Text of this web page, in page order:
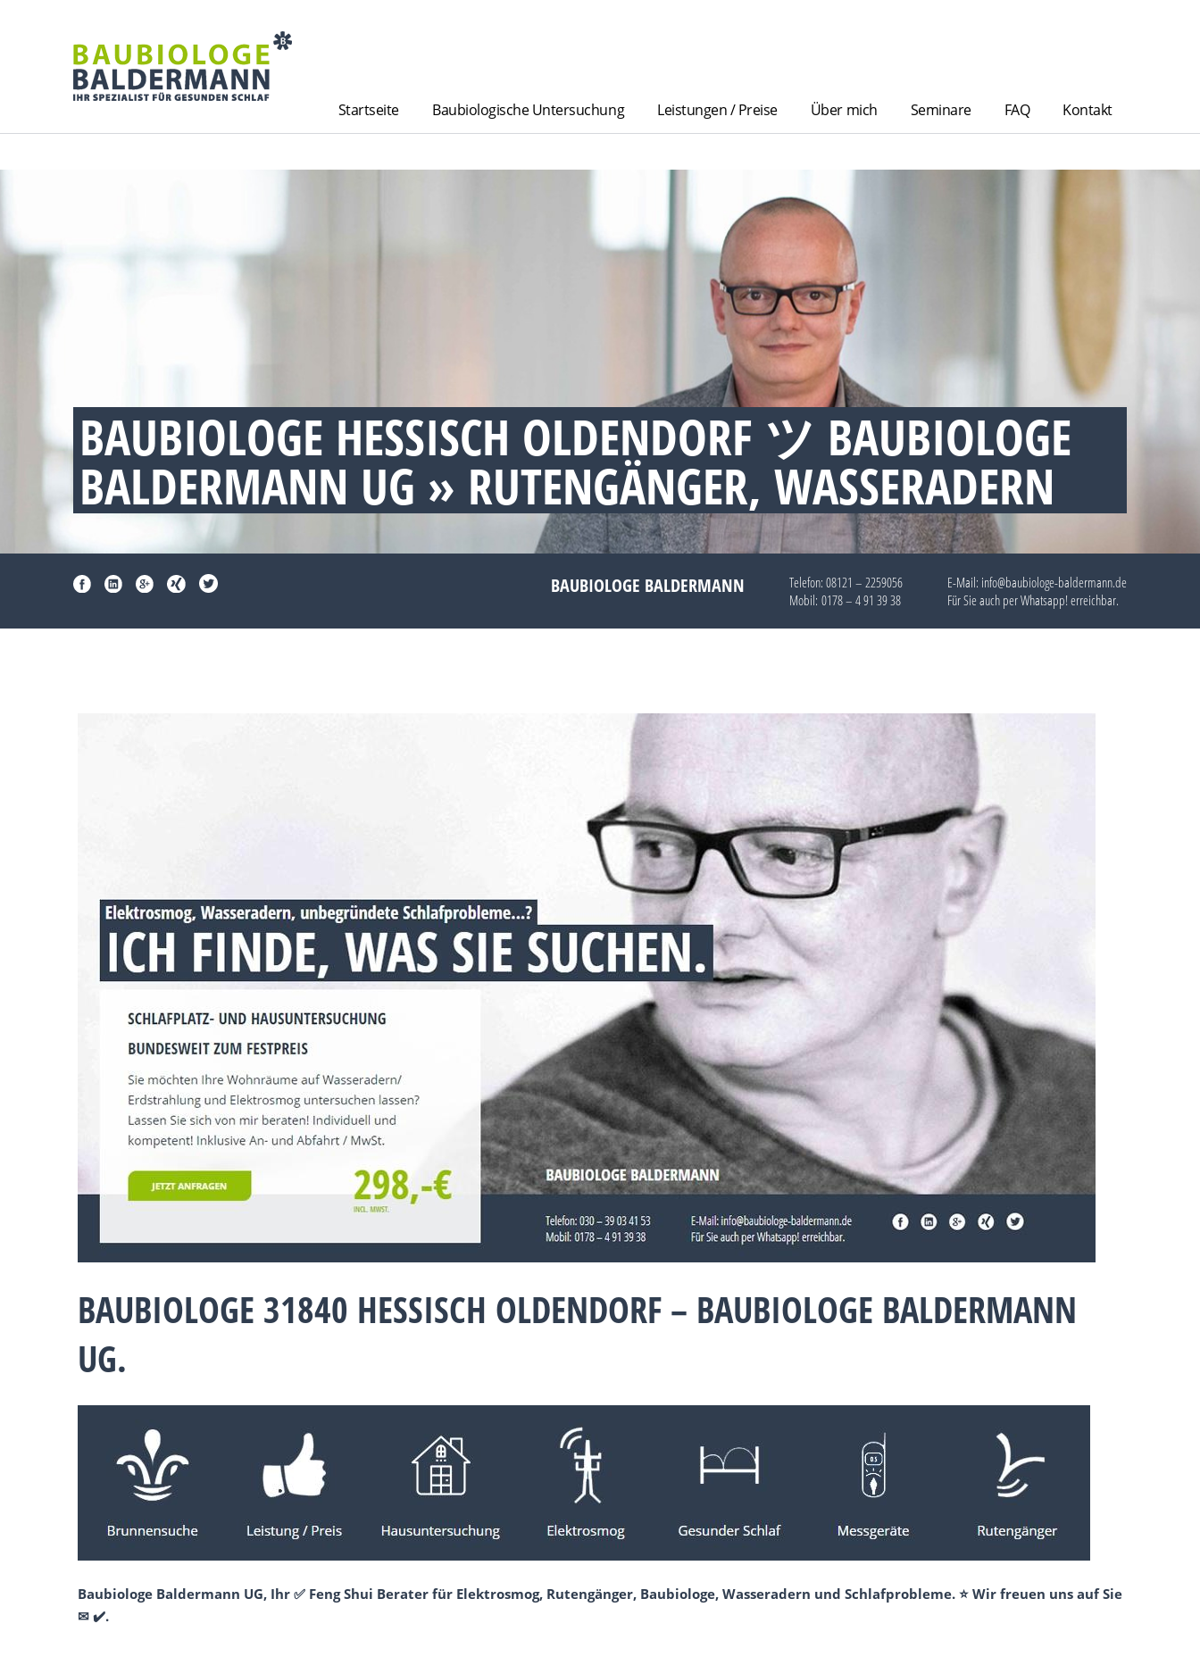
Startseite Baubiologische Untersuchung Leistungen / Preise Über mich Seminare FAQ Kontakt
BAUBIOLOGE HESSISCH OLDENDORF ツ BAUBIOLOGE
BALDERMANN UG » RUTENGÄNGER, WASSERADERN
BAUBIOLOGE BALDERMANN Telefon: 08121 – 2259056
Mobil: 0178 – 4 91 39 38
E-Mail: info@baubiologe-baldermann.de
Für Sie auch perWhatsapp!erreichbar.
BAUBIOLOGE 31840 HESSISCH OLDENDORF – BAUBIOLOGE BALDERMANN
UG.
Baubiologe Baldermann UG, Ihr ✅ Feng Shui Berater für Elektrosmog, Rutengänger, Baubiologe, Wasseradern und Schlafprobleme. ⭐ Wir freuen uns auf Sie
✉ ✔️.